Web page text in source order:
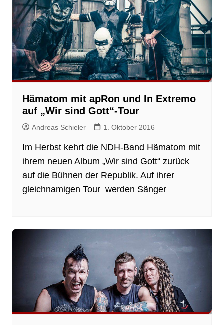
Hämatom mit apRon und In Extremo
auf „Wir sind Gott“-Tour
Andreas Schieler 1. Oktober 2016
Im Herbst kehrt die NDH-Band Hämatom mit
ihrem neuen Album „Wir sind Gott“ zurück
auf die Bühnen der Republik. Auf ihrer
gleichnamigen Tour werden Sänger